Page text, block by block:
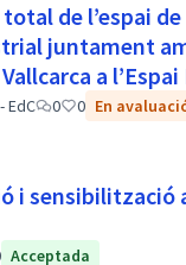
de l’espai
juntament
a
EdC 0 0 En
i sensibilització
Acceptada